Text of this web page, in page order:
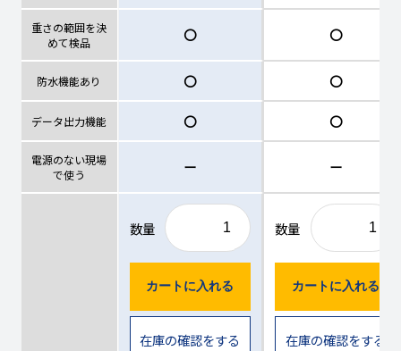
重さの範囲を決
めて検品
〇 〇
防水機能あり 〇 〇
データ出力機能 〇 〇
電源のない現場
で使う
ー ー
数量
カートに入れる
在庫の確認をする
数量
カートに入れる
在庫の確認をする